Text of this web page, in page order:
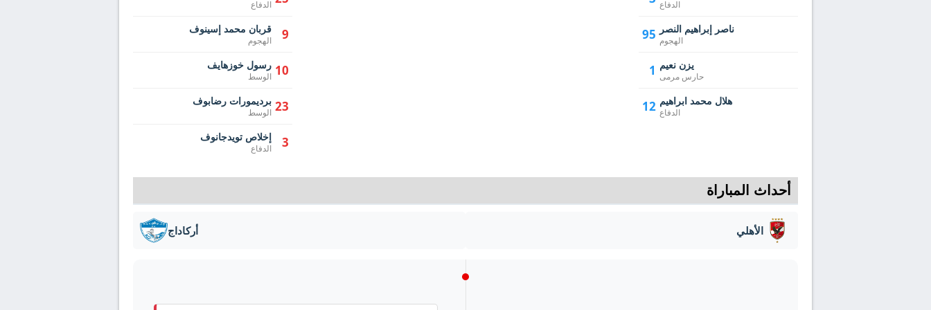
الدفاع
95 ناصر إبراهيم النصر
الهجوم
1 يزن نعيم
حارس مرمى
12 هلال محمد ابراهيم
الدفاع
الدفاع
9 قربان محمد إسينوف
الهجوم
10 رسول خوزهايف
الوسط
23 برديمورات رضابوف
الوسط
3 إخلاص تويدجانوف
الدفاع
أحداث المباراة
الأهلي أركاداج